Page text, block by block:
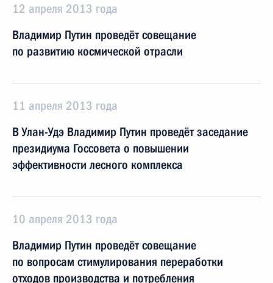
12 апреля 2013 года
Владимир Путин проведёт совещание
по развитию космической отрасли
11 апреля 2013 года
В Улан-Удэ Владимир Путин проведёт заседание
президиума Госсовета о повышении
эффективности лесного комплекса
10 апреля 2013 года
Владимир Путин проведёт совещание
по вопросам стимулирования переработки
отходов производства и потребления